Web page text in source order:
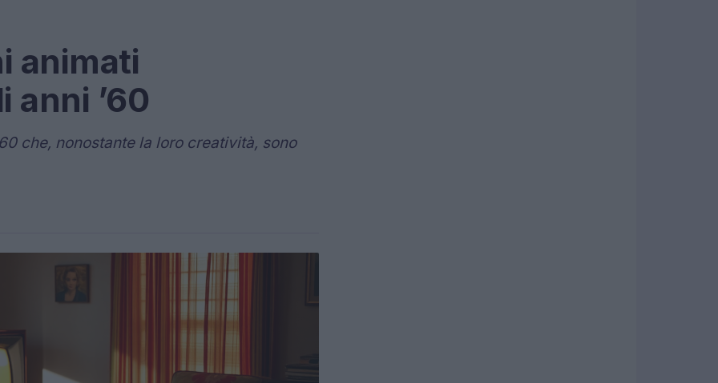
animati
’60
che, nonostante la loro creatività, sono